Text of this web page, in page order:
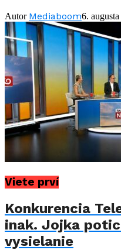
Autor Mediaboom6.
Viete prví
Konkurencia
inak. Jojka
vysielanie